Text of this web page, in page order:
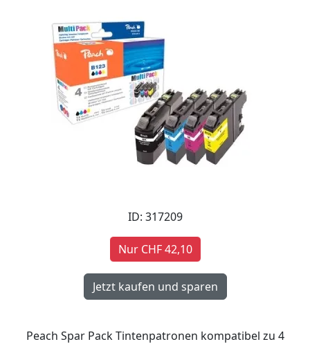
ID: 317209
Nur CHF 42,10
Peach Spar Pack Tintenpatronen kompatibel zu 4